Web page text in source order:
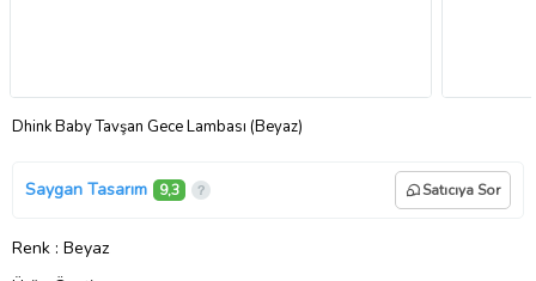
Dhink Baby Tavşan Gece Lambası (Beyaz)
Saygan Tasarım 9,3 Satıcıya Sor
Renk : Beyaz